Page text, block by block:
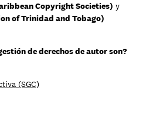
Copyright Societies) y
of Trinidad and Tobago)
de derechos de autor son?
(SGC)